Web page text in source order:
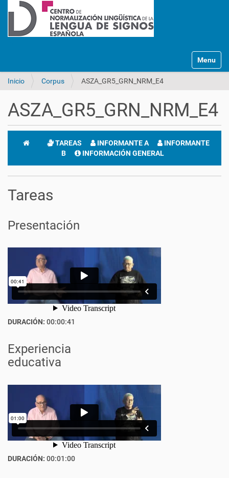
Mostrar/
Inicio Corpus ASZA_GR5_GRN_NRM_E4
ASZA_GR5_GRN_NRM_E4
TAREAS INFORMANTE A
INFORMANTE
B
INFORMACIÓN GENERAL
Tareas
Presentación
DURACIÓN: 00:00:41
Experiencia
educativa
DURACIÓN: 00:01:00